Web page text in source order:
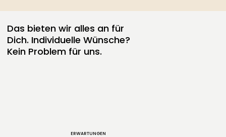
Das bieten wir alles an für
Dich. Individuelle Wünsche?
Kein Problem für uns.
ERWARTUNGEN